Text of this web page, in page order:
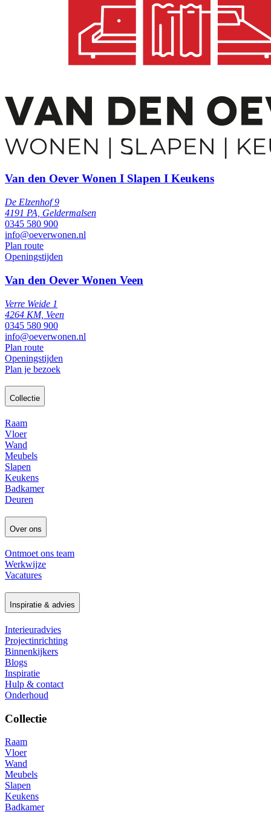
Van den Oever Wonen I Slapen I Keukens
De Elzenhof 9
4191 PA, Geldermalsen
0345 580 900
info@oeverwonen.nl
Plan route
Openingstijden
Van den Oever Wonen Veen
Verre Weide 1
4264 KM, Veen
0345 580 900
info@oeverwonen.nl
Plan route
Openingstijden
Plan je bezoek
Collectie
Raam
Vloer
Wand
Meubels
Slapen
Keukens
Badkamer
Deuren
Over ons
Ontmoet ons team
Werkwijze
Vacatures
Inspiratie & advies
Interieuradvies
Projectinrichting
Binnenkijkers
Blogs
Inspiratie
Hulp & contact
Onderhoud
Collectie
Raam
Vloer
Wand
Meubels
Slapen
Keukens
Badkamer